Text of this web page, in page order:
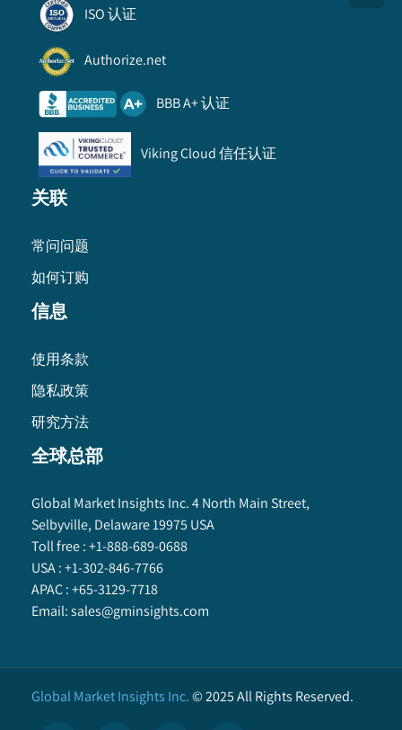
ISO 认证
Authorize.net
BBB A+ 认证
Viking Cloud 信任认证
关联
常问问题
如何订购
信息
使用条款
隐私政策
研究方法
全球总部
Global Market Insights Inc. 4 North Main Street,
Selbyville, Delaware 19975 USA
Toll free :+1-888-689-0688
USA :+1-302-846-7766
APAC :+65-3129-7718
Email:sales@gminsights.com
Global Market Insights Inc.©2025All Rights Reserved.